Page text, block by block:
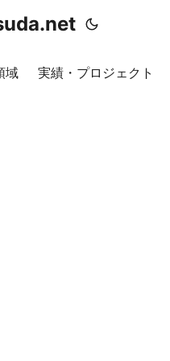
域 実績・プロジェクト